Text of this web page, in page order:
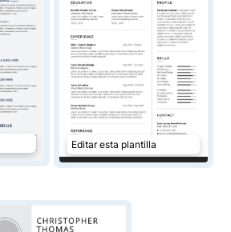
Editar esta plantilla